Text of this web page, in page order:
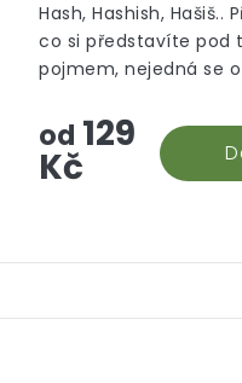
hvězdiček.
od 129
Kč
Hash, Hashish, Hašiš..
co si představíte pod
pojmem, nejedná se
prostě hašiš v jeho